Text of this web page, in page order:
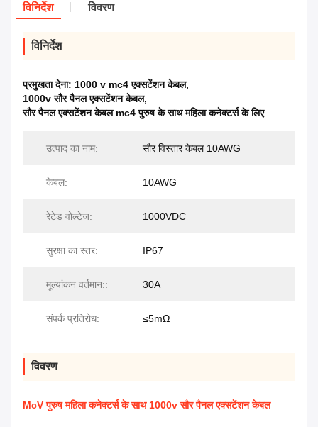
विनिर्देश विवरण
विनिर्देश
प्रमुखता देना: 1000 v mc4 एक्सटेंशन केबल,
1000v सौर पैनल एक्सटेंशन केबल,
सौर पैनल एक्सटेंशन केबल mc4 पुरुष के साथ महिला कनेक्टर्स के लिए
उत्पाद का नाम: सौर विस्तार केबल 10AWG
केबल: 10AWG
रेटेड वोल्टेज: 1000VDC
सुरक्षा का स्तर: IP67
मूल्यांकन वर्तमान:: 30A
संपर्क प्रतिरोध: ≤5mΩ
विवरण
McV पुरुष महिला कनेक्टर्स के साथ 1000v सौर पैनल एक्सटेंशन केबल